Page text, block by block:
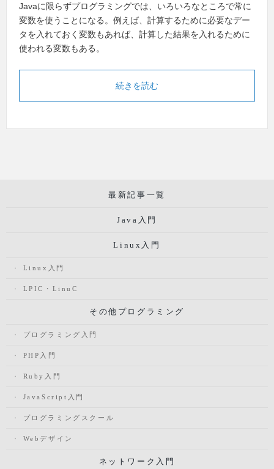
Javaに限らずプログラミングでは、いろいろなところで常に
変数を使うことになる。例えば、計算するために必要なデー
タを入れておく変数もあれば、計算した結果を入れるために
使われる変数もある。
続きを読む
最新記事一覧
Java入門
Linux入門
Linux入門
LPIC・LinuC
その他プログラミング
プログラミング入門
PHP入門
Ruby入門
JavaScript入門
プログラミングスクール
Webデザイン
ネットワーク入門